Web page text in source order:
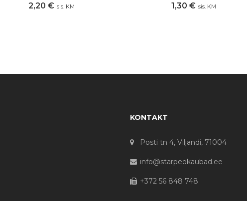
2,20 € sis. KM
1,30 € sis. KM
KONTAKT
Posti tn 4, Viljandi, 71004
info@starpeokaubad.ee
+372 56 848 748